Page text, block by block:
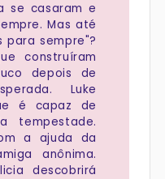
se casaram e
Mas até
para sempre"?
construíram
depois de
Luke
é capaz de
tempestade.
a ajuda da
anônima.
descobrirá